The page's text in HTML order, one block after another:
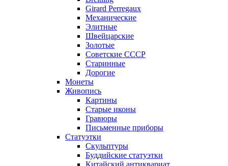
Girard Perregaux
Механические
Элитные
Швейцарские
Золотые
Советские СССР
Старинные
Дорогие
Монеты
Живопись
Картины
Старые иконы
Гравюры
Письменные приборы
Статуэтки
Скульптуры
Буддийские статуэтки
Китайский антиквариат